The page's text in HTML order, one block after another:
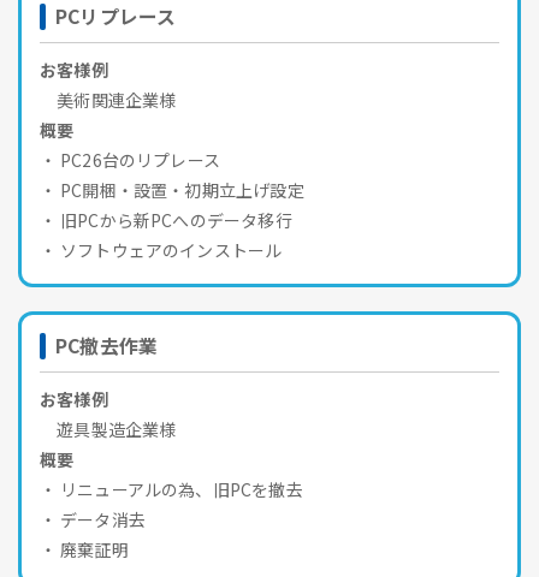
PCリプレース
お客様例
美術関連企業様
概要
PC26台のリプレース
PC開梱・設置・初期立上げ設定
旧PCから新PCへのデータ移行
ソフトウェアのインストール
PC撤去作業
お客様例
遊具製造企業様
概要
リニューアルの為、旧PCを撤去
データ消去
廃棄証明